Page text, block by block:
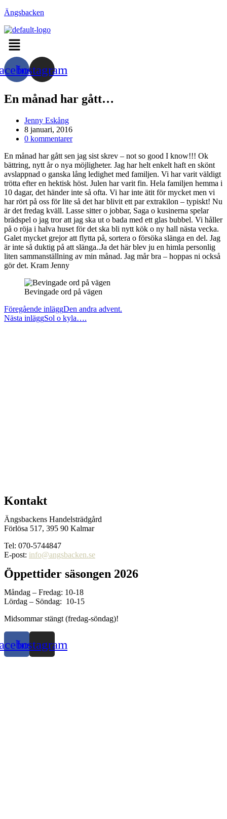
Hoppa
innehållet
Ängsbacken
Menu
Instagram
En månad har gått…
Inläggsförfattare:
Jenny Eskång
Inlägget
publicerat:
8 januari, 2016
Kommentarer
inlägget:
0 kommentarer
En månad har gått sen jag sist skrev – not so good I know!!! Ok
bättring, nytt år o nya möjligheter. Jag har helt enkelt haft en skönt
avslappnad o ganska lång ledighet med familjen. Vi har varit väldigt
trötta efter en hektisk höst. Julen har varit fin. Hela familjen hemma i
10 dagar, det händer inte så ofta. Vi har inte ätit för mycket men vi
har rört på oss för lite så det har blivit ett par extrakilon – typiskt! Nu
är det fredag kväll. Lasse sitter o jobbar, Saga o kusinerna spelar
brädspel o jag tror att jag ska ut o bada med ett glas bubbel. Vi håller
på o röja i halva huset för det ska bli nytt kök o ny hall nästa vecka.
Galet mycket grejor att flytta på, sortera o försöka slänga en del. Jag
är inte så duktig på att slänga..Ja det här blev ju en himla personlig
liten sammanställning av min månad. Jag mår bra – hoppas ni också
gör det. Kram Jenny
Bevingade ord på vägen
Läs
fler
Föregående inläggDen andra advent.
Nästa inläggSol o kyla….
Kontakt
Ängsbackens Handelsträdgård
Förlösa 517, 395 90 Kalmar
Tel: 070-5744847
E-post: info@angsbacken.se
Öppettider säsongen 2026
Måndag – Fredag: 10-18
Lördag – Söndag: 10-15
Midsommar stängt (fredag-söndag)!
Instagram